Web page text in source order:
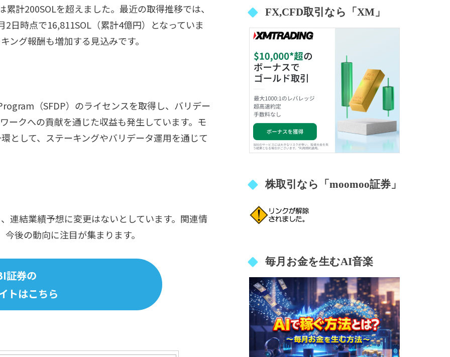
計200SOLを超えました。最近の取得推移では、
日時点で16,811SOL（累計4億円）となっていま
ング報酬も増加する見込みです。
（SFDP）のライセンスを取得し、バリデー
ークへの貢献を通じた収益も発生しています。モ
として、ステーキングやバリデータ運用を通じて
連結業績予想に変更はないとしています。関連情
後の動向に注目が集まります。
証券の
トはこちら
FX,CFD取引なら「XM」
株取引なら「moomoo証券」
毎月お金を生むAI音楽